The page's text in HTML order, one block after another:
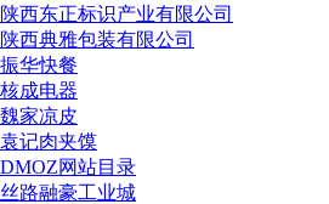
陕西东正标识产业有限公司
陕西典雅包装有限公司
振华快餐
核成电器
魏家凉皮
袁记肉夹馍
DMOZ网站目录
丝路融豪工业城